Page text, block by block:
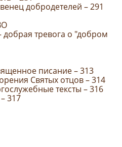
добродетелей – 291
тревога о "добром
писание – 313
Святых отцов – 314
тексты – 316
317